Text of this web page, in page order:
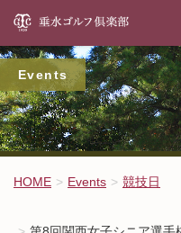
Events
HOME Events 競技日